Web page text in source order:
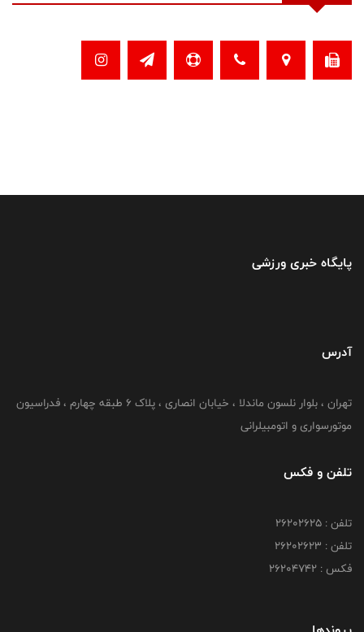
پایگاه خبری ورزشی
آدرس
تهران ، بلوار نلسون ماندلا ، خیابان انصاری ، پلاک ۶ طبقه چهارم ، فدراسیون
موتورسواری و اتومبیلرانی
تلفن و فکس
تلفن : ۲۶۲۰۲۶۲۵
تلفن : ۲۶۲۰۲۶۲۳
فکس : ۲۶۲۰۴۷۴۲